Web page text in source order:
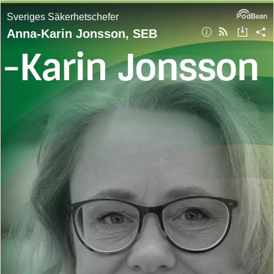
Sveriges Säkerhetschefer
Anna-Karin Jonsson, SEB